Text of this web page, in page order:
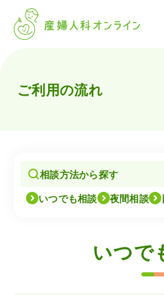
ご利用の流れ
相談方法から探す
いつでも相談
夜間相談
いつで